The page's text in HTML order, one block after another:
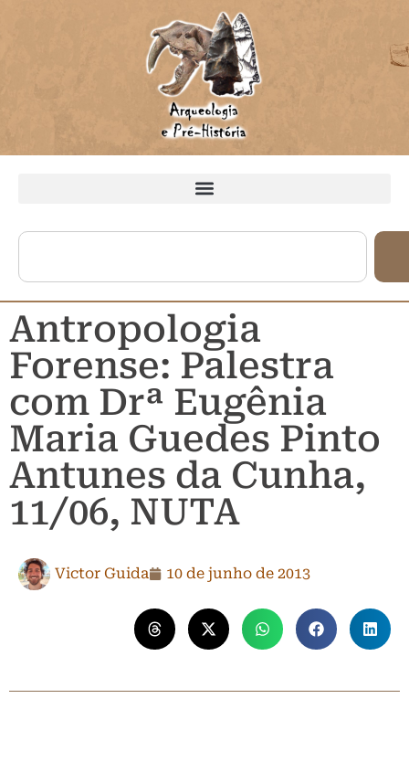
Antropologia
Forense: Palestra
com Drª Eugênia
Maria Guedes Pinto
Antunes da Cunha,
11/06, NUTA
Victor Guida 10 de junho de 2013